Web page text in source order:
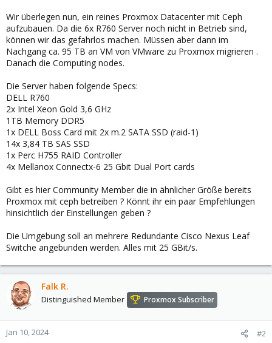
Wir überlegen nun, ein reines Proxmox Datacenter mit Ceph
aufzubauen. Da die 6x R760 Server noch nicht in Betrieb sind,
können wir das gefahrlos machen. Müssen aber dann im
Nachgang ca. 95 TB an VM von VMware zu Proxmox migrieren .
Danach die Computing nodes.
Die Server haben folgende Specs:
DELL R760
2x Intel Xeon Gold 3,6 GHz
1TB Memory DDR5
1x DELL Boss Card mit 2x m.2 SATA SSD (raid-1)
14x 3,84 TB SAS SSD
1x Perc H755 RAID Controller
4x Mellanox Connectx-6 25 Gbit Dual Port cards
Gibt es hier Community Member die in ähnlicher Größe bereits
Proxmox mit ceph betreiben ? Könnt ihr ein paar Empfehlungen
hinsichtlich der Einstellungen geben ?
Die Umgebung soll an mehrere Redundante Cisco Nexus Leaf
Switche angebunden werden. Alles mit 25 GBit/s.
Falk R.
Distinguished Member Proxmox Subscriber
Jan 10, 2024 #2